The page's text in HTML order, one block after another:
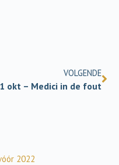
VOLGENDE
1 okt – Medici in de fout
2022